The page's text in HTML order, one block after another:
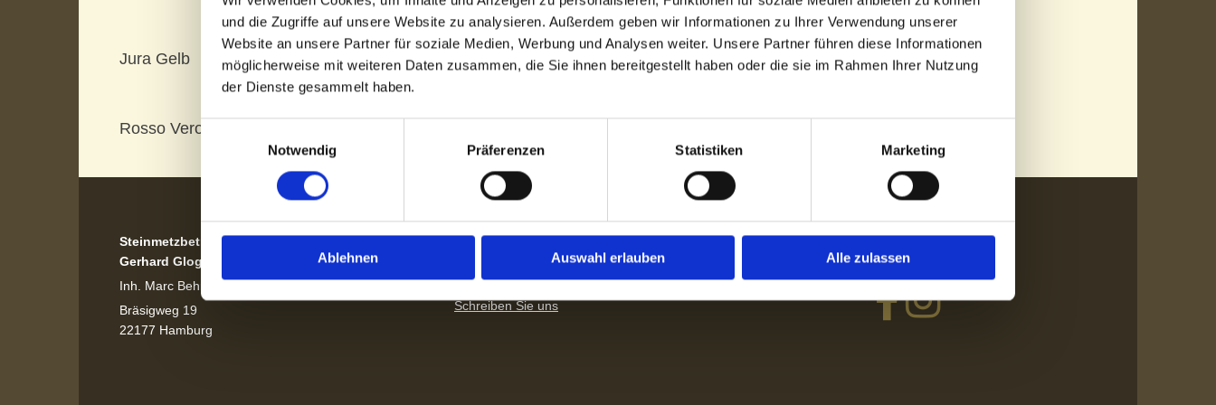
und die Zugriffe auf unsere Website zu analysieren. Außerdem geben wir Informationen zu Ihrer Verwendung unserer
Website an unsere Partner für soziale Medien, Werbung und Analysen weiter. Unsere Partner führen diese Informationen
möglicherweise mit weiteren Daten zusammen, die Sie ihnen bereitgestellt haben oder die sie im Rahmen Ihrer Nutzung
der Dienste gesammelt haben.
Einwilligungsauswahl
Notwendig
Präferenzen Statistiken Marketing
Ablehnen Auswahl erlauben Alle zulassen
Jura Gelb Jura Grau Nero Marqina Thassos
Rosso Verona
Steinmetzbetrieb
Gerhard Gloge e.K.
Inh. Marc Behncke
Bräsigweg 19
22177 Hamburg
Kontaktdaten
040/6417195
Schreiben Sie uns
Besuchen Sie uns auf Facebook: